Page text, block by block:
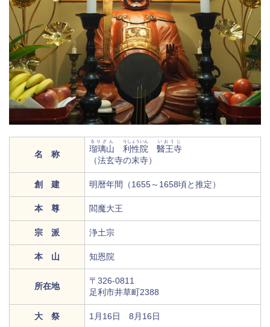
名 称
瑠璃山
るりざん
利性院
りしょういん
醫王寺
いおうじ
（法玄寺の末寺）
創 建 明暦年間（1655～1658頃と推定）
本 尊 閻魔大王
宗 派 浄土宗
本 山 知恩院
所在地
〒326-0811
足利市井草町2388
大 祭 1月16日 8月16日